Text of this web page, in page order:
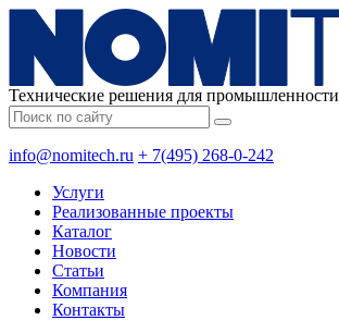
Технические решения для промышленности
info@nomitech.ru + 7(495) 268-0-242
Услуги
Реализованные проекты
Каталог
Новости
Статьи
Компания
Контакты